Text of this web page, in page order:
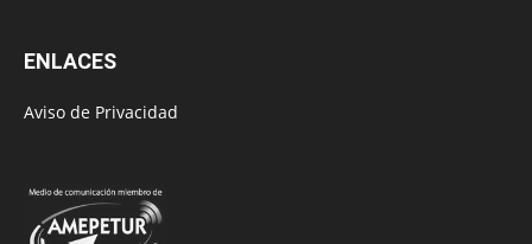
ENLACES
Aviso de Privacidad